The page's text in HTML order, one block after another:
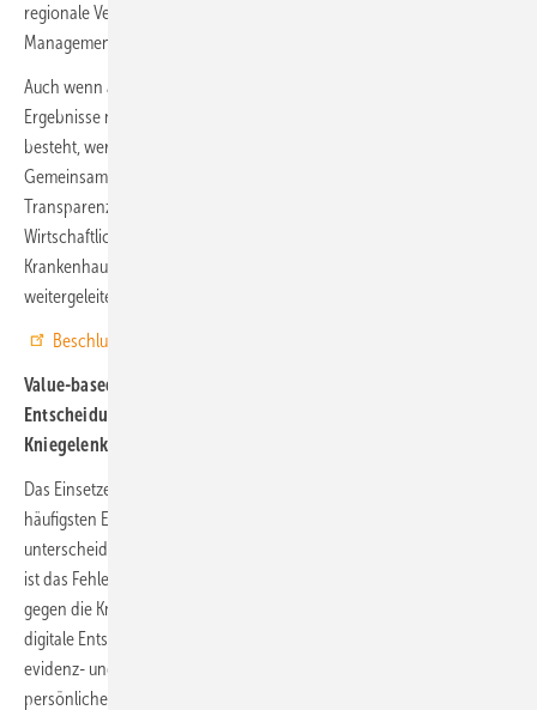
regionale Vergleichsanalysen, Versorgungsforschung sowie Case
Management.
Auch wenn aufgrund der eingeschränkten Aussagekraft der
Ergebnisse noch weiterer Entwicklungs- und Erprobungsbedarf
besteht, werden sie an den Unterausschuss Bedarfsplanung des
Gemeinsamen Bundesausschusses, das Institut für Qualität und
Transparenz im Gesundheitswesen, das Institut für Qualität und
Wirtschaftlichkeit im Gesundheitswesen und die für die
Krankenhausplanung zuständigen Landesbehörden zur Information
weitergeleitet.
Beschluss und Ergebnisbericht
Value-basedTKR: Kann ein digitales Tool die
Entscheidungsqualität der Versicherten bei empfohlenem
Kniegelenkersatz erhöhen?
Das Einsetzen einer Knietotalendoprothese (Knie-TEP) gehört zu den
häufigsten Eingriffen in Deutschland, die Operationsraten
unterscheiden sich regional jedoch erheblich. Eine mögliche Ursache
ist das Fehlen einer standardisierten Indikationsstellung für oder
gegen die Knie-TEP. Das Projekt
digitale Entscheidungshilfe entwickelt. Berücksichtigt werden dabei
evidenz- und konsensbasierte Indikationskriterien sowie die
persönlichen Erwartungen der Patientinnen und Patienten.